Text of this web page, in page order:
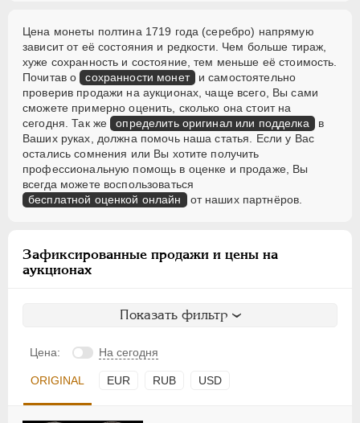
Цена монеты полтина 1719 года (серебро) напрямую
зависит от её состояния и редкости. Чем больше тираж,
хуже сохранность и состояние, тем меньше её стоимость.
Почитав о сохранности монет и самостоятельно
проверив продажи на аукционах, чаще всего, Вы сами
сможете примерно оценить, сколько она стоит на
сегодня. Так же определить оригинал или подделка в
Ваших руках, должна помочь наша статья. Если у Вас
остались сомнения или Вы хотите получить
профессиональную помощь в оценке и продаже, Вы
всегда можете воспользоваться
бесплатной оценкой онлайн от наших партнёров.
Зафиксированные продажи и цены на
аукционах
Показать фильтр
Цена: На сегодня
ORIGINAL EUR RUB USD